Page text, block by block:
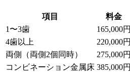
項目
料金
1〜3歯
165,000円
4歯以上
220,000円
両側（両側2個同時）
275,000円
コンビネーション金属床 385,000円